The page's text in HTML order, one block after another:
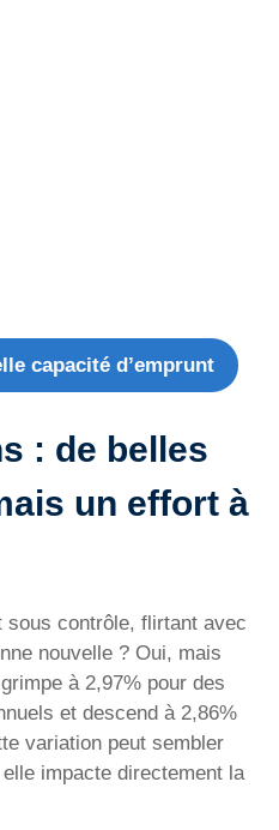
capacité d’emprunt
: de belles
un effort à
contrôle, flirtant avec
nouvelle ? Oui, mais
à 2,97% pour des
et descend à 2,86%
variation peut sembler
impacte directement la